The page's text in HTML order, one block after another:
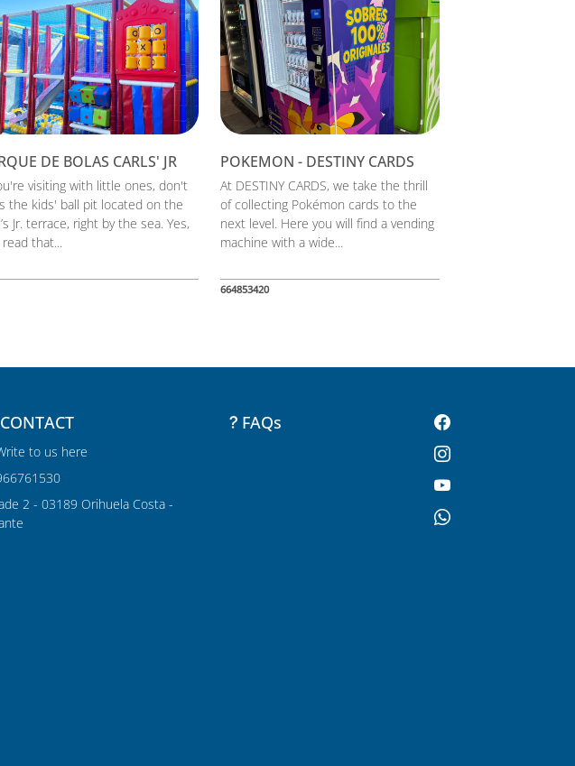
DE BOLAS CARLS' JR
visiting with little ones, don't
the kids' ball pit located on the
Jr. terrace, right by the sea. Yes,
that...
POKEMON - DESTINY CARDS
At DESTINY CARDS, we take the thrill
of collecting Pokémon cards to the
next level. Here you will find a vending
machine with a wide...
664853420
CONTACT
to us here
2 - 03189 Orihuela Costa -
FAQs